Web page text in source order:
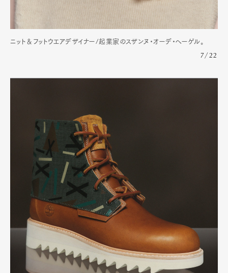
ニット＆フットウエアデザイナー/起業家のスザンヌ・オーデ・ヘーゲル。
7/22